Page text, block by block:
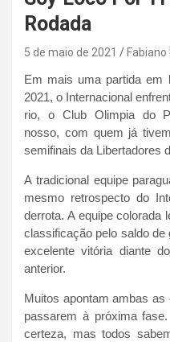
Rodada
5 de maio de 2021 Fabiano
Em mais uma partida em
2021, o Internacional
rio, o Club Olimpia do
nosso, com quem já
semifinais da Libertadores
A tradicional equipe
mesmo retrospecto do
derrota. A equipe colorada
classificação pelo saldo
excelente vitória diante
anterior.
Muitos apontam ambas
passarem à próxima
certeza, mas todos